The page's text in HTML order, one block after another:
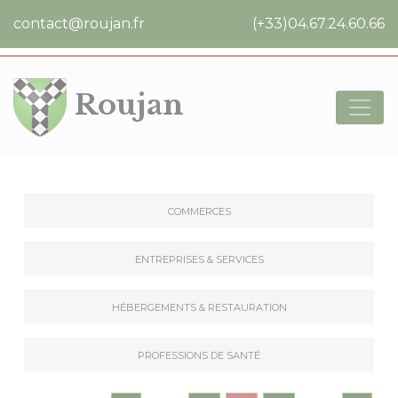
contact@roujan.fr (+33)04.67.24.60.66
Roujan
Commerces
Entreprises & Services
Hébergements & Restauration
Professions de santé